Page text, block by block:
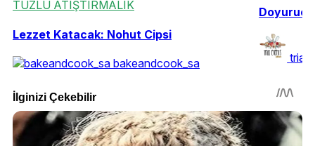
TUZLU ATIŞTIRMALIK
Lezzet Katacak: Nohut Cipsi
bakeandcook_sa
Doyurucu